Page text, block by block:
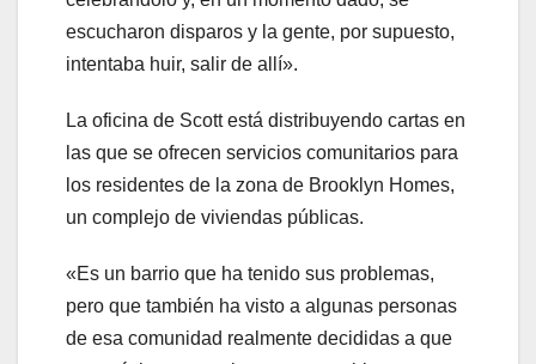
escucharon disparos y la gente, por supuesto,
intentaba huir, salir de allí».
La oficina de Scott está distribuyendo cartas en
las que se ofrecen servicios comunitarios para
los residentes de la zona de Brooklyn Homes,
un complejo de viviendas públicas.
«Es un barrio que ha tenido sus problemas,
pero que también ha visto a algunas personas
de esa comunidad realmente decididas a que